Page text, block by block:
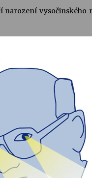
narození vysočinského